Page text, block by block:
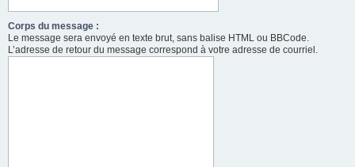
Corps du message :
Le message sera envoyé en texte brut, sans balise HTML ou BBCode.
L’adresse de retour du message correspond à votre adresse de courriel.